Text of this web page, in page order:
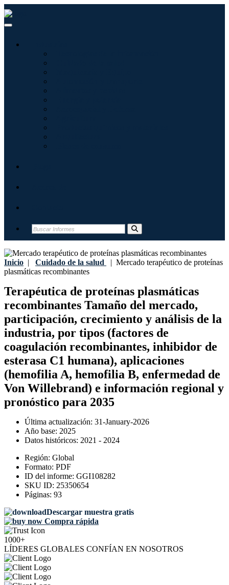
Inicio | Cuidado de la salud | Mercado terapéutico de proteínas
plasmáticas recombinantes
Terapéutica de proteínas plasmáticas
recombinantes Tamaño del mercado,
participación, crecimiento y análisis de la
industria, por tipos (factores de
coagulación recombinantes, inhibidor de
esterasa C1 humana), aplicaciones
(hemofilia A, hemofilia B, enfermedad de
Von Willebrand) e información regional y
pronóstico para 2035
Última actualización: 31-January-2026
Año base: 2025
Datos históricos: 2021 - 2024
Región: Global
Formato: PDF
ID del informe: GGI108282
SKU ID: 25350654
Páginas: 93
Descargar muestra gratis
Compra rápida
1000+
LÍDERES GLOBALES CONFÍAN EN NOSOTROS